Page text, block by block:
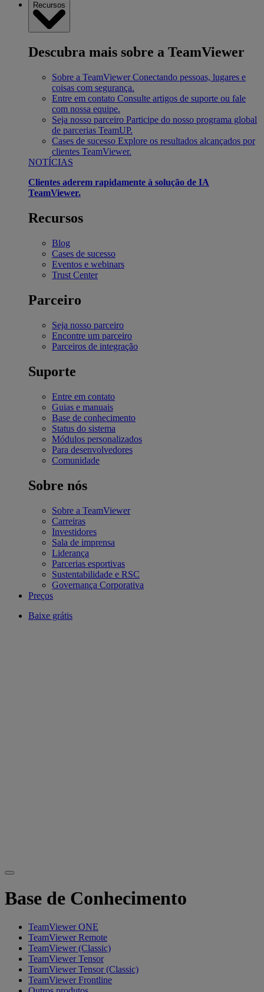
Recursos
Descubra mais sobre a TeamViewer
Sobre a TeamViewer Conectando pessoas, lugares e
coisas com segurança.
Entre em contato Consulte artigos de suporte ou fale
com nossa equipe.
Seja nosso parceiro Participe do nosso programa global
de parcerias TeamUP.
Cases de sucesso Explore os resultados alcançados por
clientes TeamViewer.
NOTÍCIAS
Clientes aderem rapidamente à solução de IA
TeamViewer.
Recursos
Blog
Cases de sucesso
Eventos e webinars
Trust Center
Parceiro
Seja nosso parceiro
Encontre um parceiro
Parceiros de integração
Suporte
Entre em contato
Guias e manuais
Base de conhecimento
Status do sistema
Módulos personalizados
Para desenvolvedores
Comunidade
Sobre nós
Sobre a TeamViewer
Carreiras
Investidores
Sala de imprensa
Liderança
Parcerias esportivas
Sustentabilidade e RSC
Governança Corporativa
Preços
Baixe grátis
Base de Conhecimento
TeamViewer ONE
TeamViewer Remote
TeamViewer (Classic)
TeamViewer Tensor
TeamViewer Tensor (Classic)
TeamViewer Frontline